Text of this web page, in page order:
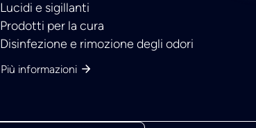
Lucidi e sigillanti
Prodotti per la cura
Disinfezione e rimozione degli odori
Più informazioni